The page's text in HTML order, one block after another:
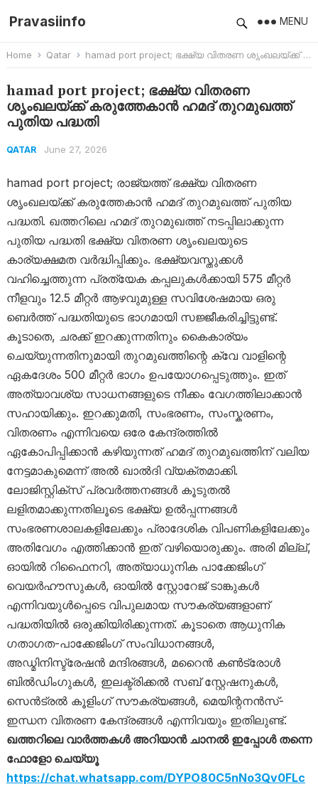
Pravasiinfo MENU
Home Qatar hamad port project; ഭക്ഷ്യ വിതരണ ശൃംഖലയ്ക്ക് കരുത്തേകാൻ ഹമദ് തുറമുഖത്ത് പുതിയ പദ്ധതി
hamad port project; ഭക്ഷ്യ വിതരണ
ശൃംഖലയ്ക്ക് കരുത്തേകാൻ ഹമദ് തുറമുഖത്ത്
പുതിയ പദ്ധതി
QATAR June 27, 2026
hamad port project; രാജ്യത്ത് ഭക്ഷ്യ വിതരണ
ശൃംഖലയ്ക്ക് കരുത്തേകാൻ ഹമദ് തുറമുഖത്ത് പുതിയ
പദ്ധതി. ഖത്തറിലെ ഹമദ് തുറമുഖത്ത് നടപ്പിലാക്കുന്ന
പുതിയ പദ്ധതി ഭക്ഷ്യ വിതരണ ശൃംഖലയുടെ
കാര്യക്ഷമത വർദ്ധിപ്പിക്കും. ഭക്ഷ്യവസ്തുക്കൾ
വഹിച്ചെത്തുന്ന പ്രത്യേക കപ്പലുകൾക്കായി 575 മീറ്റർ
നീളവും 12.5 മീറ്റർ ആഴവുമുള്ള സവിശേഷമായ ഒരു
ബെർത്ത് പദ്ധതിയുടെ ഭാഗമായി സജ്ജീകരിച്ചിട്ടുണ്ട്.
കൂടാതെ, ചരക്ക് ഇറക്കുന്നതിനും കൈകാര്യം
ചെയ്യുന്നതിനുമായി തുറമുഖത്തിന്റെ ക്വേ വാളിന്റെ
ഏകദേശം 500 മീറ്റർ ഭാഗം ഉപയോഗപ്പെടുത്തും. ഇത്
അത്യാവശ്യ സാധനങ്ങളുടെ നീക്കം വേഗത്തിലാക്കാൻ
സഹായിക്കും. ഇറക്കുമതി, സംഭരണം, സംസ്കരണം,
വിതരണം എന്നിവയെ ഒരേ കേന്ദ്രത്തിൽ
ഏകോപിപ്പിക്കാൻ കഴിയുന്നത് ഹമദ് തുറമുഖത്തിന് വലിയ
നേട്ടമാകുമെന്ന് അൽ ഖാൽദി വ്യക്തമാക്കി.
ലോജിസ്റ്റിക്സ് പ്രവർത്തനങ്ങൾ കൂടുതൽ
ലളിതമാക്കുന്നതിലൂടെ ഭക്ഷ്യ ഉൽപ്പന്നങ്ങൾ
സംഭരണശാലകളിലേക്കും പ്രാദേശിക വിപണികളിലേക്കും
അതിവേഗം എത്തിക്കാൻ ഇത് വഴിയൊരുക്കും. അരി മില്ല്,
ഓയിൽ റിഫൈനറി, അത്യാധുനിക പാക്കേജിംഗ്
വെയർഹൗസുകൾ, ഓയിൽ സ്റ്റോറേജ് ടാങ്കുകൾ
എന്നിവയുൾപ്പെടെ വിപുലമായ സൗകര്യങ്ങളാണ്
പദ്ധതിയിൽ ഒരുക്കിയിരിക്കുന്നത്. കൂടാതെ ആധുനിക
ഗതാഗത-പാക്കേജിംഗ് സംവിധാനങ്ങൾ,
അഡ്മിനിസ്ട്രേഷൻ മന്ദിരങ്ങൾ, മറൈൻ കൺട്രോൾ
ബിൽഡിംഗുകൾ, ഇലക്ട്രിക്കൽ സബ് സ്റ്റേഷനുകൾ,
സെൻട്രൽ കൂളിംഗ് സൗകര്യങ്ങൾ, മെയിന്റനൻസ്-
ഇന്ധന വിതരണ കേന്ദ്രങ്ങൾ എന്നിവയും ഇതിലുണ്ട്.
ഖത്തറിലെ വാർത്തകൾ അറിയാൻ ചാനൽ ഇപ്പോൾ തന്നെ
ഫോളോ ചെയ്യൂ
https://chat.whatsapp.com/DYPO80C5nNo3Qv0FLc